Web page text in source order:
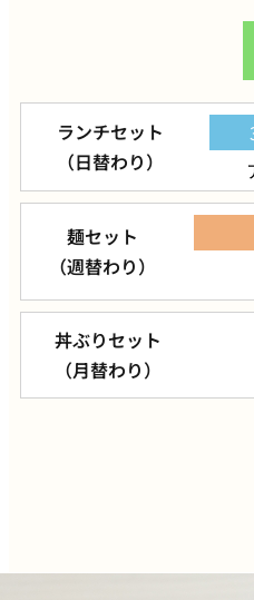
ランチセット
（日替わり）
麺セット
（週替わり）
丼ぶりセット
（月替わり）